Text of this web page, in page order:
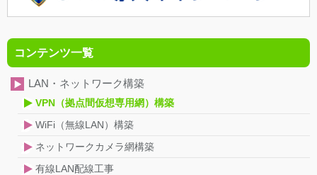
コンテンツ一覧
LAN・ネットワーク構築
VPN（拠点間仮想専用網）構築
WiFi（無線LAN）構築
ネットワークカメラ網構築
有線LAN配線工事